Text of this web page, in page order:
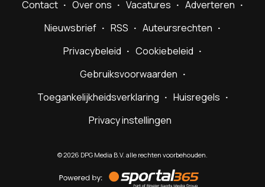
Contact Over ons Vacatures
Adverteren
Nieuwsbrief
RSS
Auteursrechten
Privacybeleid
Cookiebeleid
Gebruiksvoorwaarden
Toegankelijkheidsverklaring
Huisregels
Privacy instellingen
©2026 DPG Media B.V. alle rechten voorbehouden.
by
Sportal365